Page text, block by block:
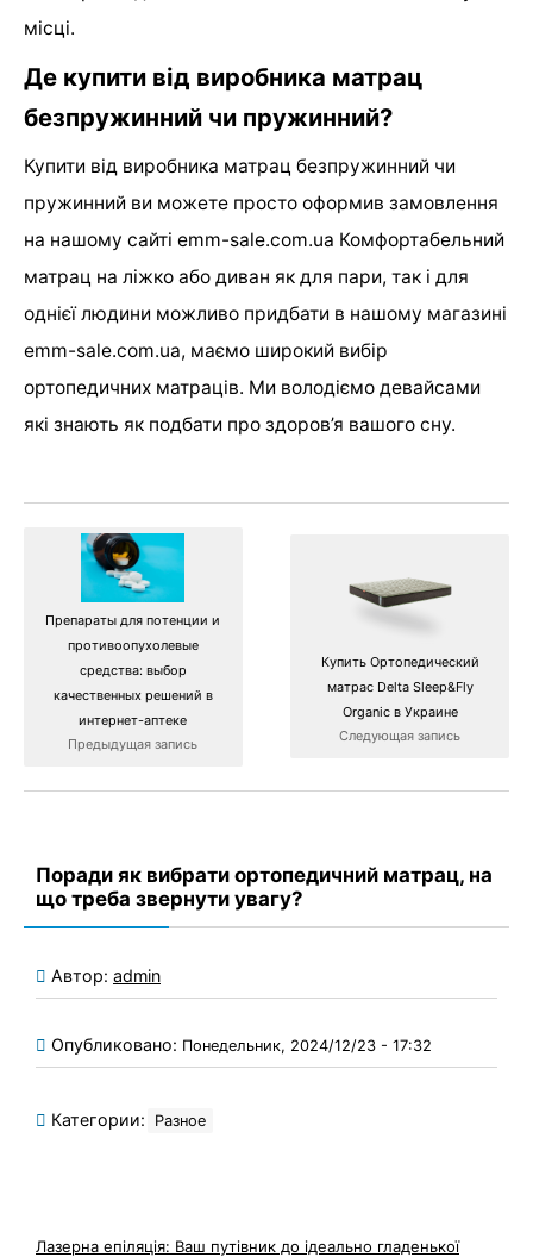
місці.
Де купити від виробника матрац
безпружинний чи пружинний?
Купити від виробника матрац безпружинний чи
пружинний ви можете просто оформив замовлення
на нашому сайті emm-sale.com.ua Комфортабельний
матрац на ліжко або диван як для пари, так і для
однієї людини можливо придбати в нашому магазині
emm-sale.com.ua, маємо широкий вибір
ортопедичних матраців. Ми володіємо девайсами
які знають як подбати про здоров’я вашого сну.
Препараты для потенции и
противоопухолевые
средства: выбор
качественных решений в
интернет-аптеке
Предыдущая запись
Купить Ортопедический
матрас Delta Sleep&Fly
Organic в Украине
Следующая запись
Поради як вибрати ортопедичний матрац, на
що треба звернути увагу?
Автор: admin
Опубликовано: Понедельник, 2024/12/23 - 17:32
Категории: Разное
Лазерна епіляція: Ваш путівник до ідеально гладенької